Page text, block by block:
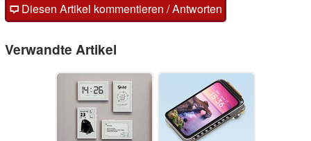
Diesen Artikel kommentieren / Antworten
Verwandte Artikel